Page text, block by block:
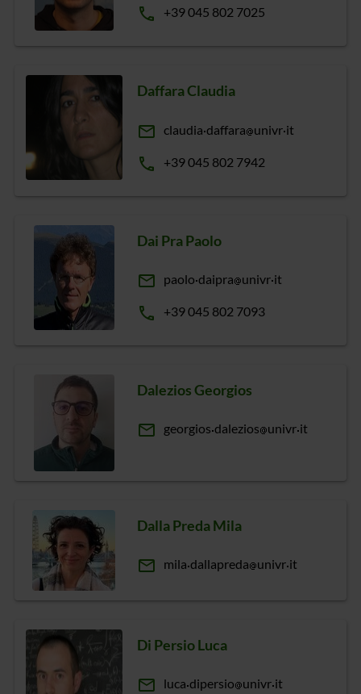
phone +39 045 802 7025
Daffara Claudia
email claudia daffara univr it
phone +39 045 802 7942
Dai Pra Paolo
email paolo daipra univr it
phone +39 045 802 7093
Dalezios Georgios
email georgios dalezios univr it
Dalla Preda Mila
email mila dallapreda univr it
Di Persio Luca
email luca dipersio univr it